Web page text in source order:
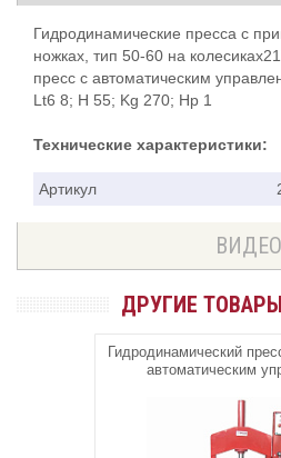
Гидродинамические пресса с
ножках, тип 50-60 на
пресс c автоматическим
Lt6 8; H 55; Kg 270; Hp 1
Технические характеристики:
Артикул
ВИДЕО
ДРУГИЕ
Гидродинамический
автоматическим